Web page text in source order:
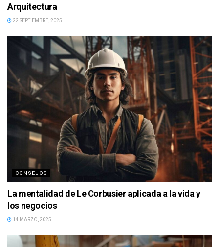
Arquitectura
22 SEPTIEMBRE, 2025
CONSEJOS
La mentalidad de Le Corbusier aplicada a la vida y
los negocios
14 MARZO, 2025